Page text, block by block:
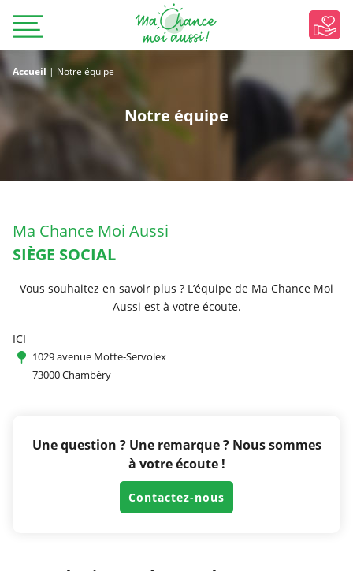
Accueil | Notre équipe
Notre équipe
Ma Chance Moi Aussi
SIÈGE SOCIAL
Vous souhaitez en savoir plus ? L’équipe de Ma Chance Moi
Aussi est à votre écoute.
ICI
1029 avenue Motte-Servolex
73000 Chambéry
Une question ? Une remarque ? Nous sommes
à votre écoute !
Contactez-nous